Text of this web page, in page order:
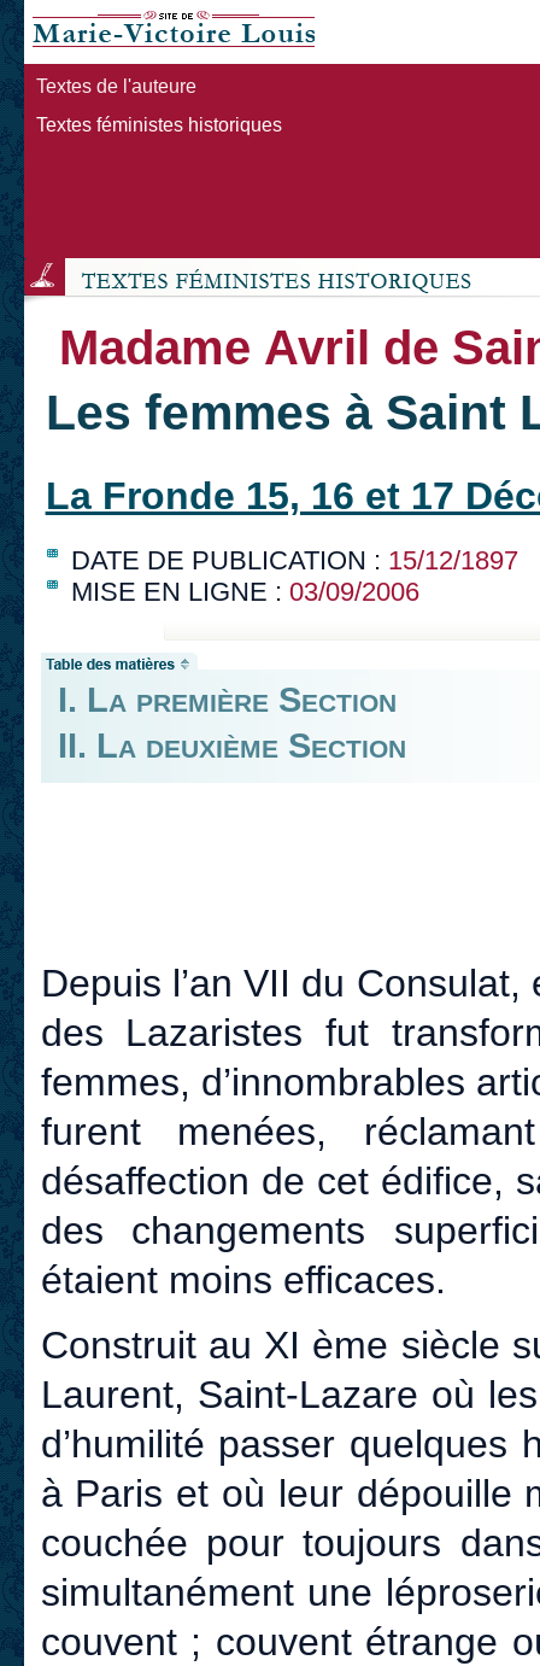
Textes de l'auteure
Textes féministes historiques
Madame Avril de
Les femmes à Saint
La Fronde 15, 16 et 17
DATE DE PUBLICATION : 15/12/1897
MISE EN LIGNE : 03/09/2006
I. La première Section
II. La deuxième Section
Depuis l’an VII du
des Lazaristes fut
femmes, d’innombrables
furent menées,
désaffection de cet édifice,
des changements
étaient moins efficaces.
Construit au XI ème siècle
Laurent, Saint-Lazare où
d’humilité passer quelques
à Paris et où leur dépouille
couchée pour toujours
simultanément une
couvent ; couvent étrange